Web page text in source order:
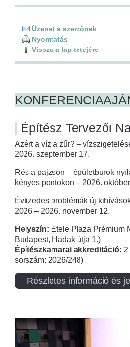
Üzenet a szerzőnek
Nyomtatás
Vissza a lap tetejére
Építész Tervezői
Azért a víz a zűr? –
2026. szeptember 17.
Rés a pajzson – épületburok
kényes pontokon – 2026.
Évtizedes problémák új
2026 – 2026. november 12.
Helyszín: Etele Plaza Prémium
Budapest, Hadak útja 1.)
Építészkamarai akkreditáció: 2
sorszám: 2026/248)
Részletes információ és